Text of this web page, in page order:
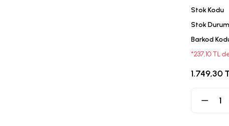
Stok Kodu
Stok
Barkod
*237,10 TL
1.749,30